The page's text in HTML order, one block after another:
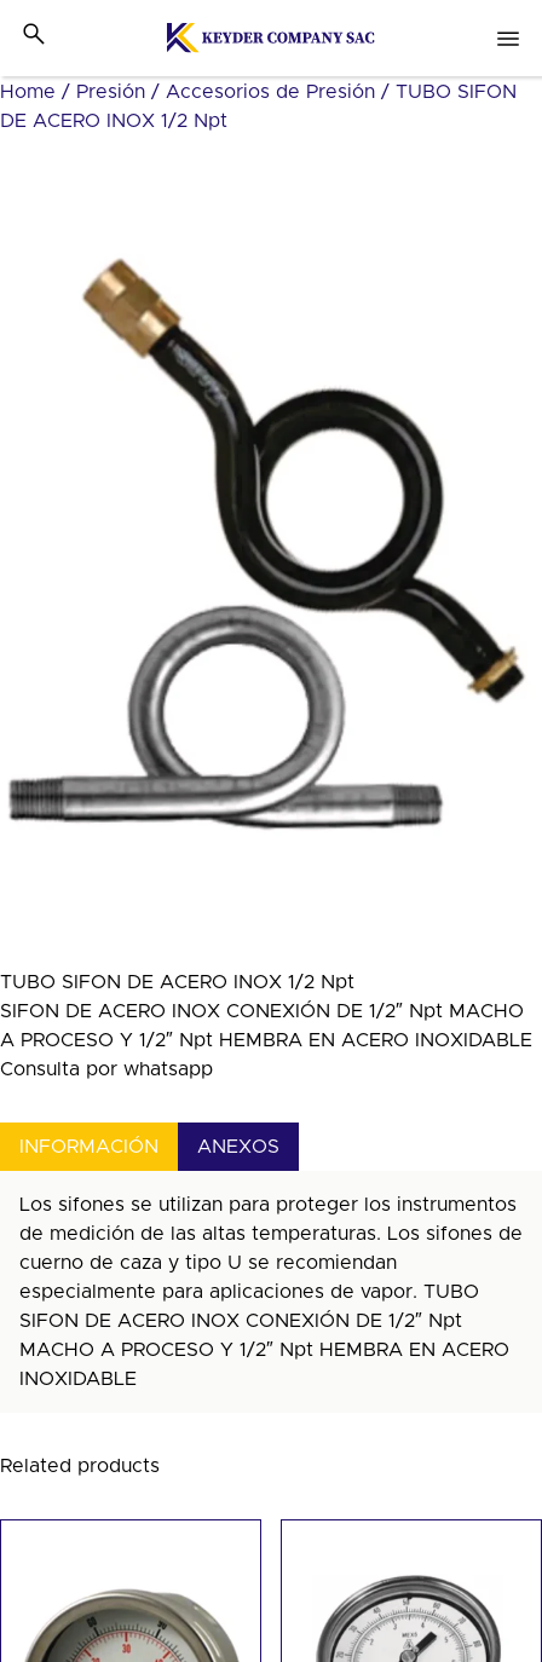
Home / Presión / Accesorios de Presión / TUBO SIFON
DE ACERO INOX 1/2 Npt
TUBO SIFON DE ACERO INOX 1/2 Npt
SIFON DE ACERO INOX CONEXIÓN DE 1/2″ Npt MACHO
A PROCESO Y 1/2″ Npt HEMBRA EN ACERO INOXIDABLE
Consulta por whatsapp
INFORMACIÓN ANEXOS
Los sifones se utilizan para proteger los instrumentos
de medición de las altas temperaturas. Los sifones de
cuerno de caza y tipo U se recomiendan
especialmente para aplicaciones de vapor. TUBO
SIFON DE ACERO INOX CONEXIÓN DE 1/2″ Npt
MACHO A PROCESO Y 1/2″ Npt HEMBRA EN ACERO
INOXIDABLE
Related products